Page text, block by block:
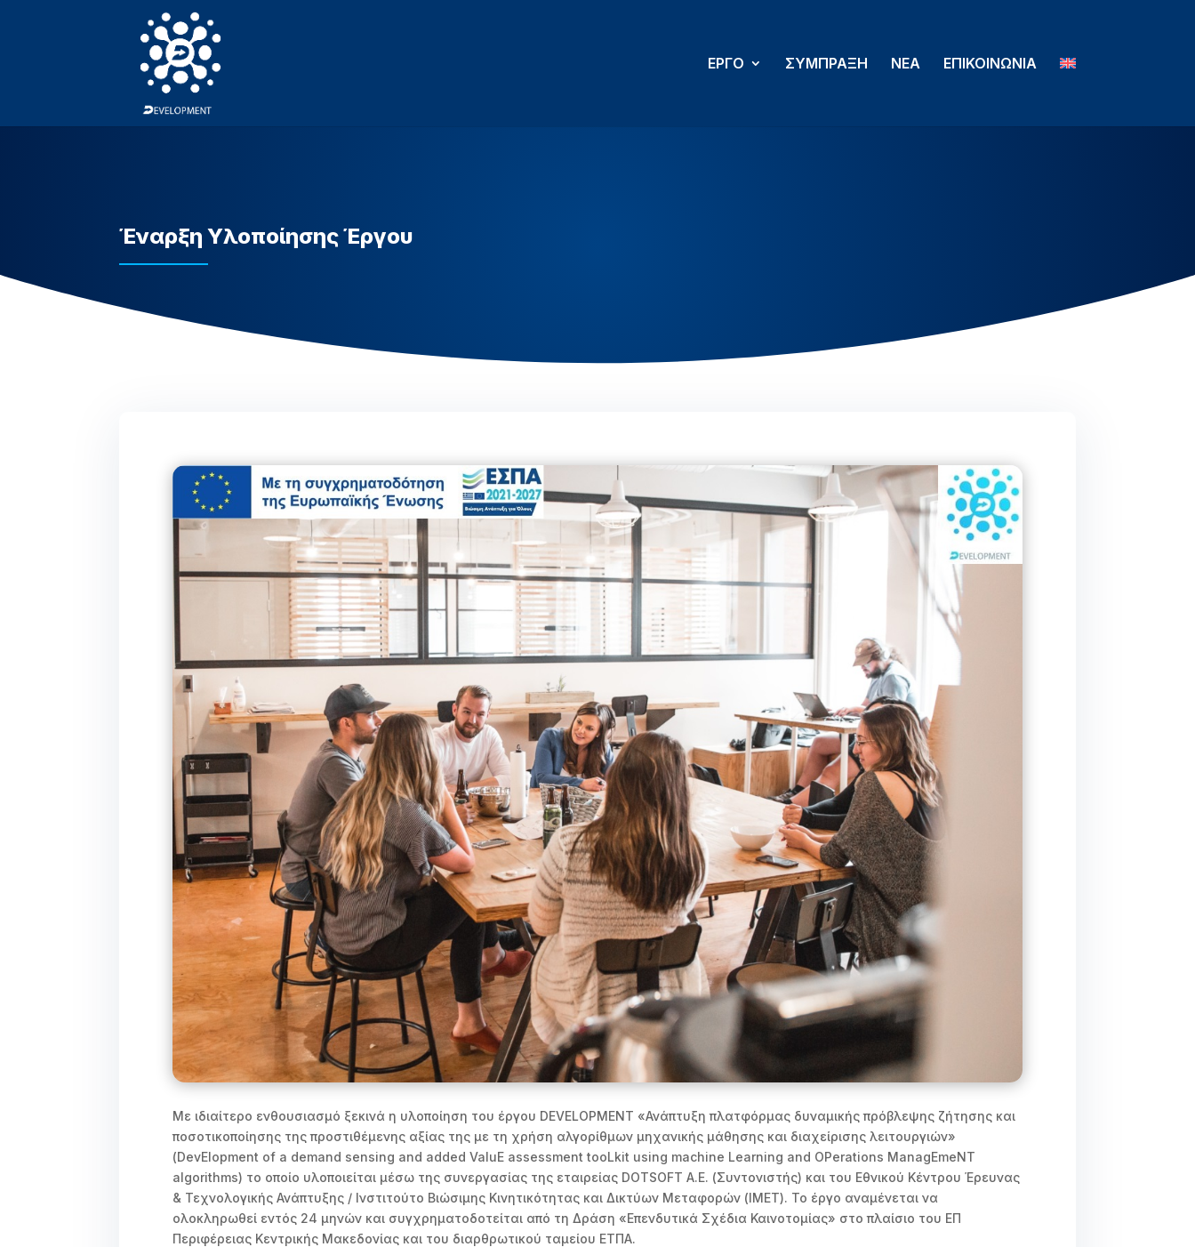
ΕΡΓΟ ΣΥΜΠΡΑΞΗ ΝΕΑ ΕΠΙΚΟΙΝΩΝΙΑ
Έναρξη Υλοποίησης Έργου
Με ιδιαίτερο ενθουσιασμό ξεκινά η υλοποίηση του έργου DEVELOPMENT «Ανάπτυξη πλατφόρμας δυναμικής πρόβλεψης ζήτησης και
ποσοτικοποίησης της προστιθέμενης αξίας της με τη χρήση αλγορίθμων μηχανικής μάθησης και διαχείρισης λειτουργιών»
(DevElopment of a demand sensing and added ValuE assessment tooLkit using machine Learning and OPerations ManagEmeNT
algorithms) το οποίο υλοποιείται μέσω της συνεργασίας της εταιρείας DOTSOFT A.E. (Συντονιστής) και του Εθνικού Κέντρου Έρευνας
& Τεχνολογικής Ανάπτυξης / Ινστιτούτο Βιώσιμης Κινητικότητας και Δικτύων Μεταφορών (ΙΜΕΤ). Το έργο αναμένεται να
ολοκληρωθεί εντός 24 μηνών και συγχρηματοδοτείται από τη Δράση «Επενδυτικά Σχέδια Καινοτομίας» στο πλαίσιο του ΕΠ
Περιφέρειας Κεντρικής Μακεδονίας και του διαρθρωτικού ταμείου ΕΤΠΑ.